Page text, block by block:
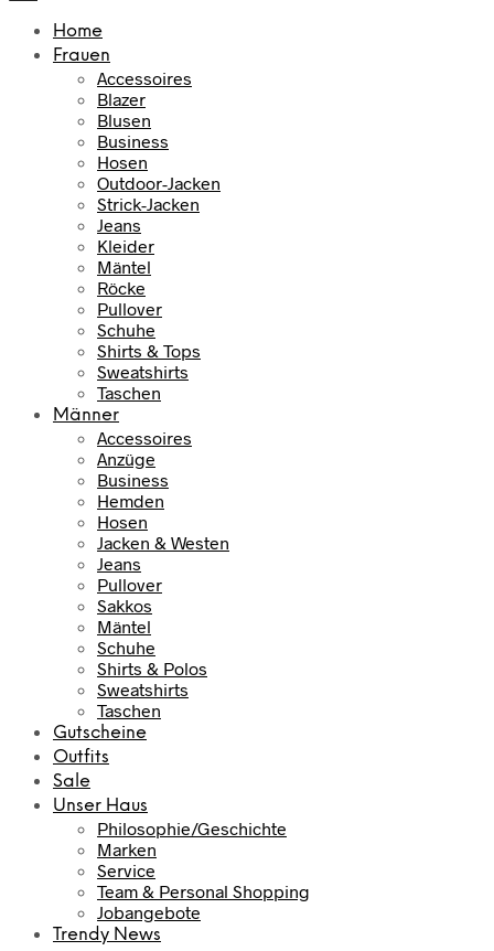
Home
Frauen
Accessoires
Blazer
Blusen
Business
Hosen
Outdoor-Jacken
Strick-Jacken
Jeans
Kleider
Mäntel
Röcke
Pullover
Schuhe
Shirts & Tops
Sweatshirts
Taschen
Männer
Accessoires
Anzüge
Business
Hemden
Hosen
Jacken & Westen
Jeans
Pullover
Sakkos
Mäntel
Schuhe
Shirts & Polos
Sweatshirts
Taschen
Gutscheine
Outfits
Sale
Unser Haus
Philosophie/Geschichte
Marken
Service
Team & Personal Shopping
Jobangebote
Trendy News